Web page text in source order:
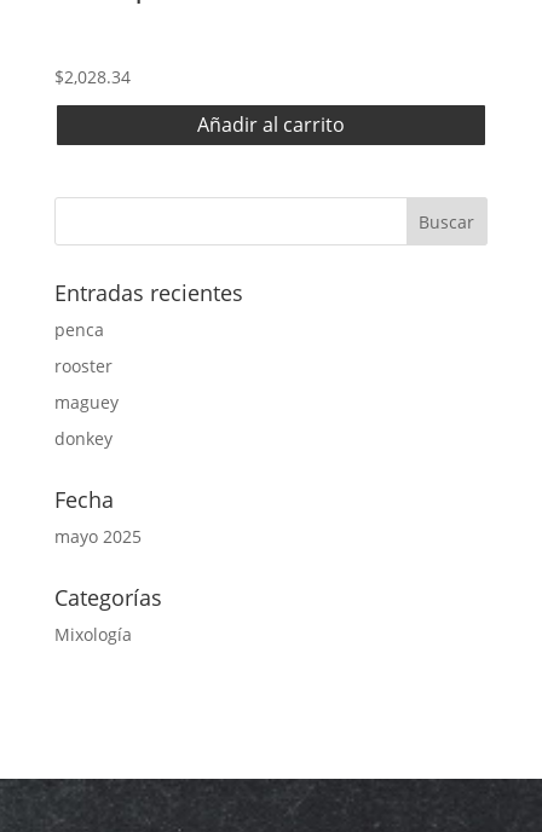
$2,028.34
Añadir al carrito
Entradas recientes
penca
rooster
maguey
donkey
Fecha
mayo 2025
Categorías
Mixología